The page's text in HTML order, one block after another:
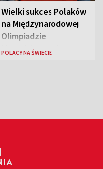
Wielki sukces Polaków
na Międzynarodowej
Olimpiadzie
Lingwistycznej
POLACY NA ŚWIECIE